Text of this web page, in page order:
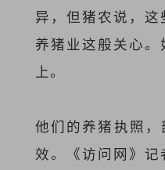
异，但猪农说，
养猪业这般关心
上。
他们的养猪执照
效。《访问网》记